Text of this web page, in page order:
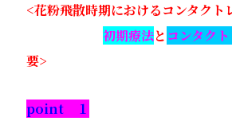
<花粉飛散時期におけるコンタクト
初期療法と コンタク
要>
point １